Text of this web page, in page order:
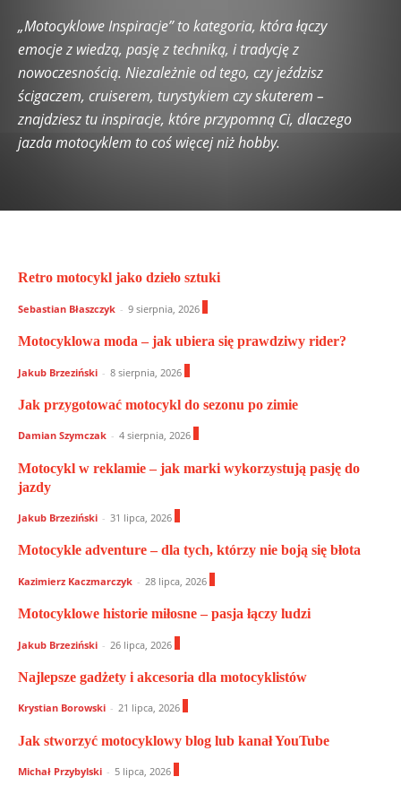
„Motocyklowe Inspiracje” to kategoria, która łączy
emocje z wiedzą, pasję z techniką, i tradycję z
nowoczesnością. Niezależnie od tego, czy jeździsz
ścigaczem, cruiserem, turystykiem czy skuterem –
znajdziesz tu inspiracje, które przypomną Ci, dlaczego
jazda motocyklem to coś więcej niż hobby.
Retro motocykl jako dzieło sztuki
Sebastian Błaszczyk - 9 sierpnia, 2026
Motocyklowa moda – jak ubiera się prawdziwy rider?
Jakub Brzeziński - 8 sierpnia, 2026
Jak przygotować motocykl do sezonu po zimie
Damian Szymczak - 4 sierpnia, 2026
Motocykl w reklamie – jak marki wykorzystują pasję do
jazdy
Jakub Brzeziński - 31 lipca, 2026
Motocykle adventure – dla tych, którzy nie boją się błota
Kazimierz Kaczmarczyk - 28 lipca, 2026
Motocyklowe historie miłosne – pasja łączy ludzi
Jakub Brzeziński - 26 lipca, 2026
Najlepsze gadżety i akcesoria dla motocyklistów
Krystian Borowski - 21 lipca, 2026
Jak stworzyć motocyklowy blog lub kanał YouTube
Michał Przybylski - 5 lipca, 2026